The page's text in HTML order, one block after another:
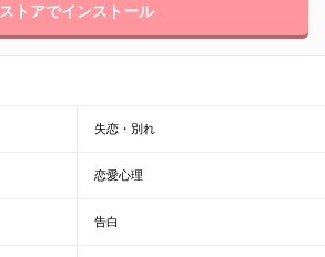
ストアでインストール
失恋・別れ
恋愛心理
告白